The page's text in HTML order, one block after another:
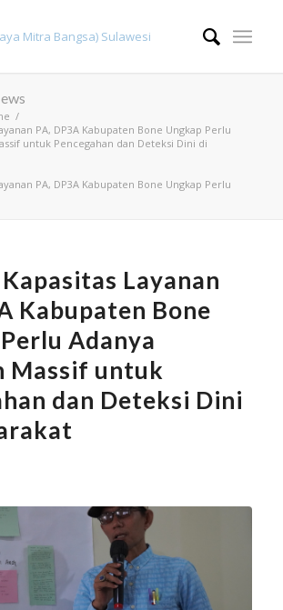
/
PA, DP3A Kabupaten Bone Ungkap Perlu
untuk Pencegahan dan Deteksi Dini di
PA, DP3A Kabupaten Bone Ungkap Perlu
Layanan
Kabupaten Bone
Adanya
Massif untuk
dan Deteksi Dini